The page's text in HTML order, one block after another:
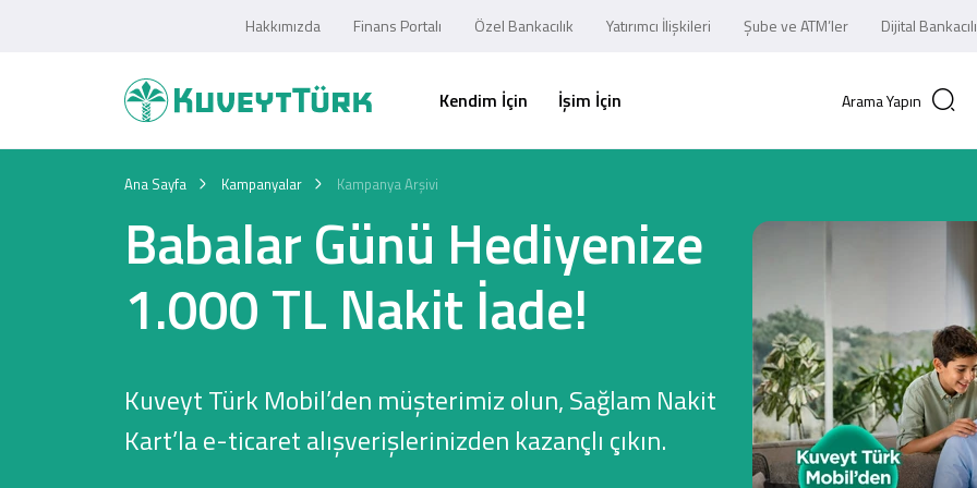
Hakkımızda Finans Portalı Özel Bankacılık Yatırımcı İlişkileri Şube ve ATM’ler Dijital
Kendim İçin İşim İçin Arama Yapın
Ana Sayfa Kampanyalar Kampanya Arşivi
Babalar Günü Hediyenize
1.000 TL Nakit İade!
Kuveyt Türk Mobil’den müşterimiz olun, Sağlam Nakit
Kart’la e-ticaret alışverişlerinizden kazançlı çıkın.